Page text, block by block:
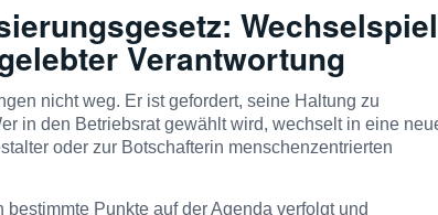
: Wechselspiel
Verantwortung
nicht weg. Er ist gefordert, seine Haltung zu
in den Betriebsrat gewählt wird, wechselt in eine
oder zur Botschafterin menschenzentrierten
Punkte auf der Agenda verfolgt und